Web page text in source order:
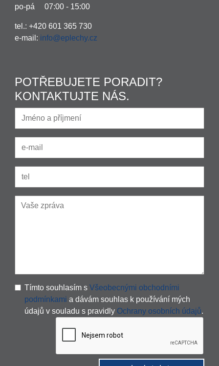
po-pá 07:00 - 15:00
tel.: +420 601 365 730
e-mail: info@eplechy.cz
POTŘEBUJETE PORADIT?
KONTAKTUJTE NÁS.
Tímto souhlasím s Všeobecnými obchodními
podmínkami a dávám souhlas k používání mých
údajů v souladu s pravidly Ochrany osobních údajů.